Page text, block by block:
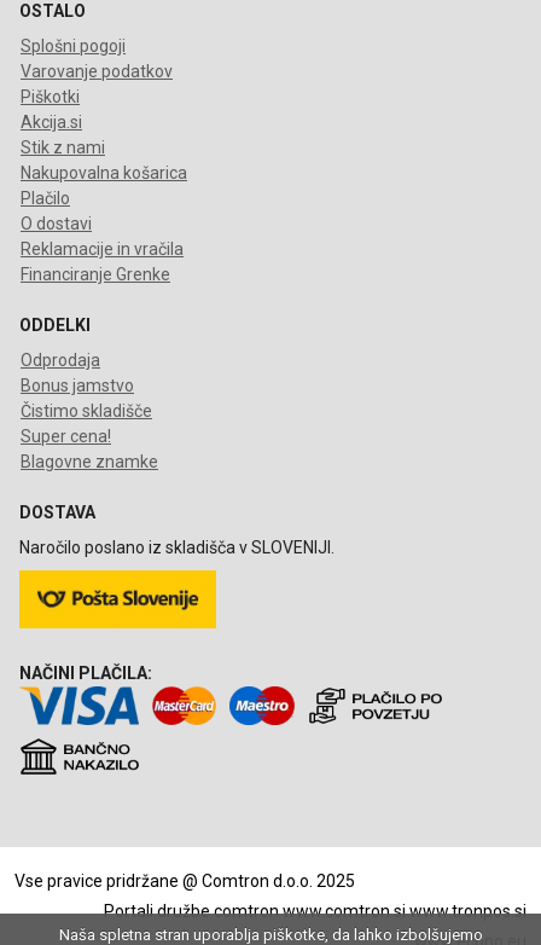
OSTALO
Splošni pogoji
Varovanje podatkov
Piškotki
Akcija.si
Stik z nami
Nakupovalna košarica
Plačilo
O dostavi
Reklamacije in vračila
Financiranje Grenke
ODDELKI
Odprodaja
Bonus jamstvo
Čistimo skladišče
Super cena!
Blagovne znamke
DOSTAVA
Naročilo poslano iz skladišča v SLOVENIJI.
NAČINI PLAČILA:
Vse pravice pridržane @ Comtron d.o.o. 2025
Portali družbe comtronwww.comtron.siwww.tronpos.si
Naša spletna stran uporablja piškotke, da lahko izbolšujemo